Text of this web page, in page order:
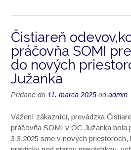
Čistiareň
práčovňa SOMI
do nových
Južanka
Pridané do 11. marca 2025 odadmin
Vážení zákazníci, prevádzka
práčovňa SOMI v OC Južanka bola
3.3.2025 sme v nových priestoroch,